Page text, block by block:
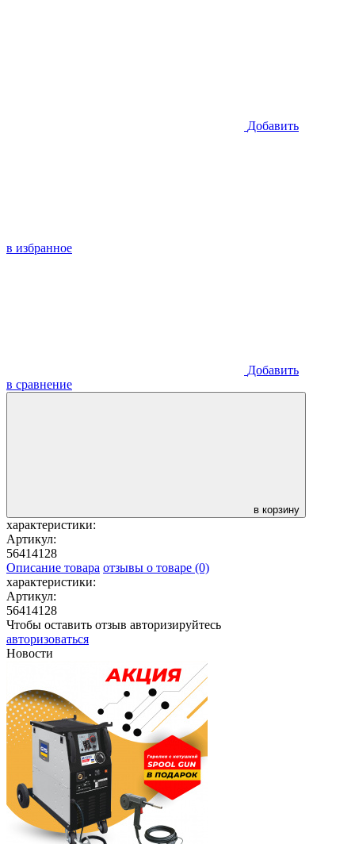
Добавить
в избранное
Добавить
в сравнение
в корзину
характеристики:
Артикул:
56414128
Описание товара отзывы о товаре (0)
характеристики:
Артикул:
56414128
Чтобы оставить отзыв авторизируйтесь
авторизоваться
Новости